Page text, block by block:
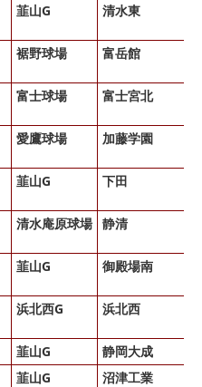
韮山G 清水東
裾野球場 富岳館
富士球場 富士宮北
愛鷹球場 加藤学園
韮山G 下田
清水庵原球場 静清
韮山G 御殿場南
浜北西G 浜北西
韮山G
静岡大成
韮山G
沼津工業